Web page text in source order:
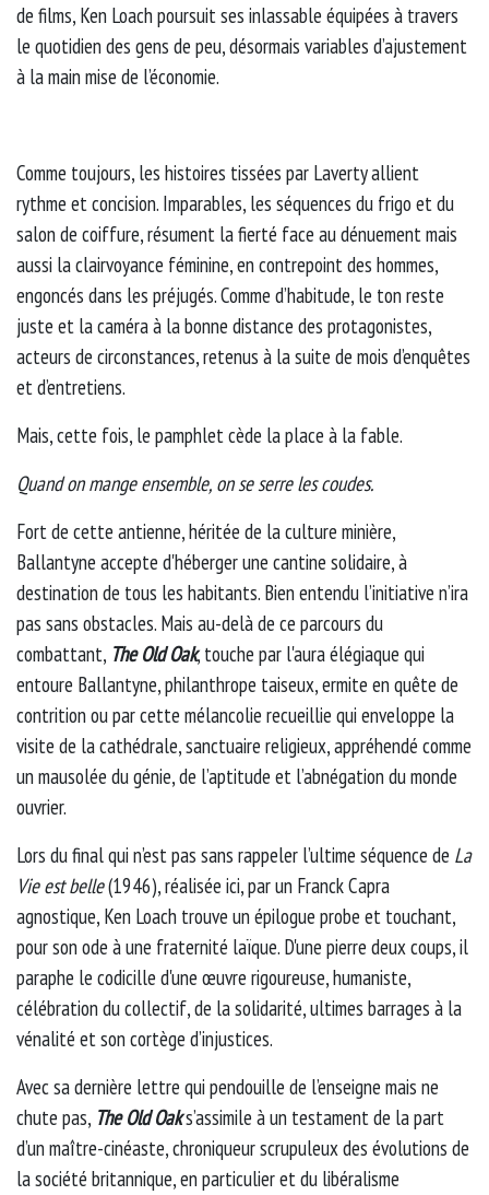
de films, Ken Loach poursuit ses inlassable équipées à travers
le quotidien des gens de peu, désormais variables d’ajustement
à la main mise de l’économie.
Comme toujours, les histoires tissées par Laverty allient
rythme et concision. Imparables, les séquences du frigo et du
salon de coiffure, résument la fierté face au dénuement mais
aussi la clairvoyance féminine, en contrepoint des hommes,
engoncés dans les préjugés. Comme d’habitude, le ton reste
juste et la caméra à la bonne distance des protagonistes,
acteurs de circonstances, retenus à la suite de mois d’enquêtes
et d’entretiens.
Mais, cette fois, le pamphlet cède la place à la fable.
Quand on mange ensemble, on se serre les coudes.
Fort de cette antienne, héritée de la culture minière,
Ballantyne accepte d'héberger une cantine solidaire, à
destination de tous les habitants. Bien entendu l’initiative n’ira
pas sans obstacles. Mais au-delà de ce parcours du
combattant, The Old Oak, touche par l'aura élégiaque qui
entoure Ballantyne, philanthrope taiseux, ermite en quête de
contrition ou par cette mélancolie recueillie qui enveloppe la
visite de la cathédrale, sanctuaire religieux, appréhendé comme
un mausolée du génie, de l’aptitude et l’abnégation du monde
ouvrier.
Lors du final qui n’est pas sans rappeler l’ultime séquence de La
Vie est belle(1946), réalisée ici, par un Franck Capra
agnostique, Ken Loach trouve un épilogue probe et touchant,
pour son ode à une fraternité laïque. D'une pierre deux coups, il
paraphe le codicille d'une œuvre rigoureuse, humaniste,
célébration du collectif, de la solidarité, ultimes barrages à la
vénalité et son cortège d’injustices.
Avec sa dernière lettre qui pendouille de l’enseigne mais ne
chute pas, The Old Oaks’assimile à un testament de la part
d’un maître-cinéaste, chroniqueur scrupuleux des évolutions de
la société britannique, en particulier et du libéralisme